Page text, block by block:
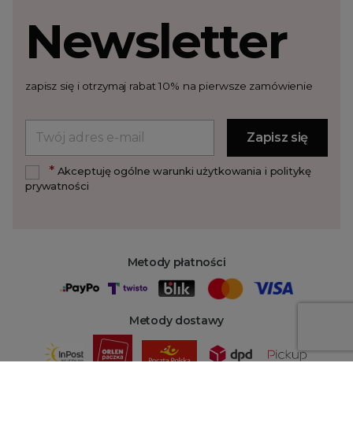
Metody płatności
Metody dostawy
Newsletter
zapisz się i otrzymaj rabat 10% na pierwsze zamówienie
*Akceptuję ogólne warunki użytkowania i politykę
prywatności